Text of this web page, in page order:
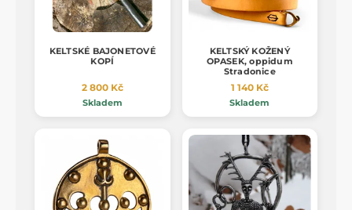
KELTSKÉ BAJONETOVÉ
KOPÍ
2 800 Kč
Skladem
KELTSKÝ KOŽENÝ
OPASEK, oppidum
Stradonice
1 140 Kč
Skladem